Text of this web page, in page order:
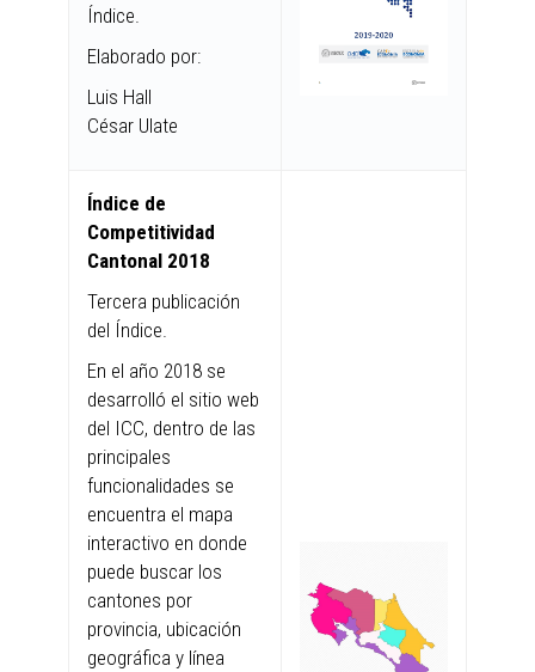
Índice.
Elaborado por:
Luis Hall
César Ulate
Índice de
Competitividad
Cantonal 2018
Tercera publicación
del Índice.
En el año 2018 se
desarrolló el sitio web
del ICC, dentro de las
principales
funcionalidades se
encuentra el mapa
interactivo en donde
puede buscar los
cantones por
provincia, ubicación
geográfica y línea